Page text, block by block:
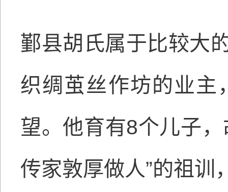
鄞县胡氏属于比较大
织绸茧丝作坊的业主
望。他育有8个儿子
传家敦厚做人”的祖训